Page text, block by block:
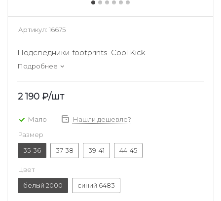
Артикул: 16675
Подследники footprints Cool Kick
Подробнее
2 190 ₽/шт
Мало
Нашли дешевле?
Размер
35-36
37-38 39-41 44-45
Цвет
белый 2000
синий 6483